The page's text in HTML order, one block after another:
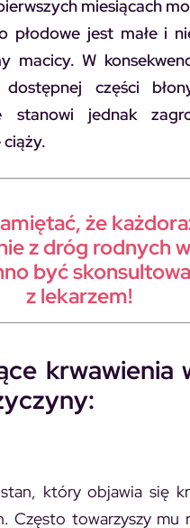
miesiącach
płodowe jest małe i
macicy. W
części
jednak
ciąży.
że
z dróg rodnych
być
z lekarzem!
krwawienia
który objawia się
Często towarzyszy mu